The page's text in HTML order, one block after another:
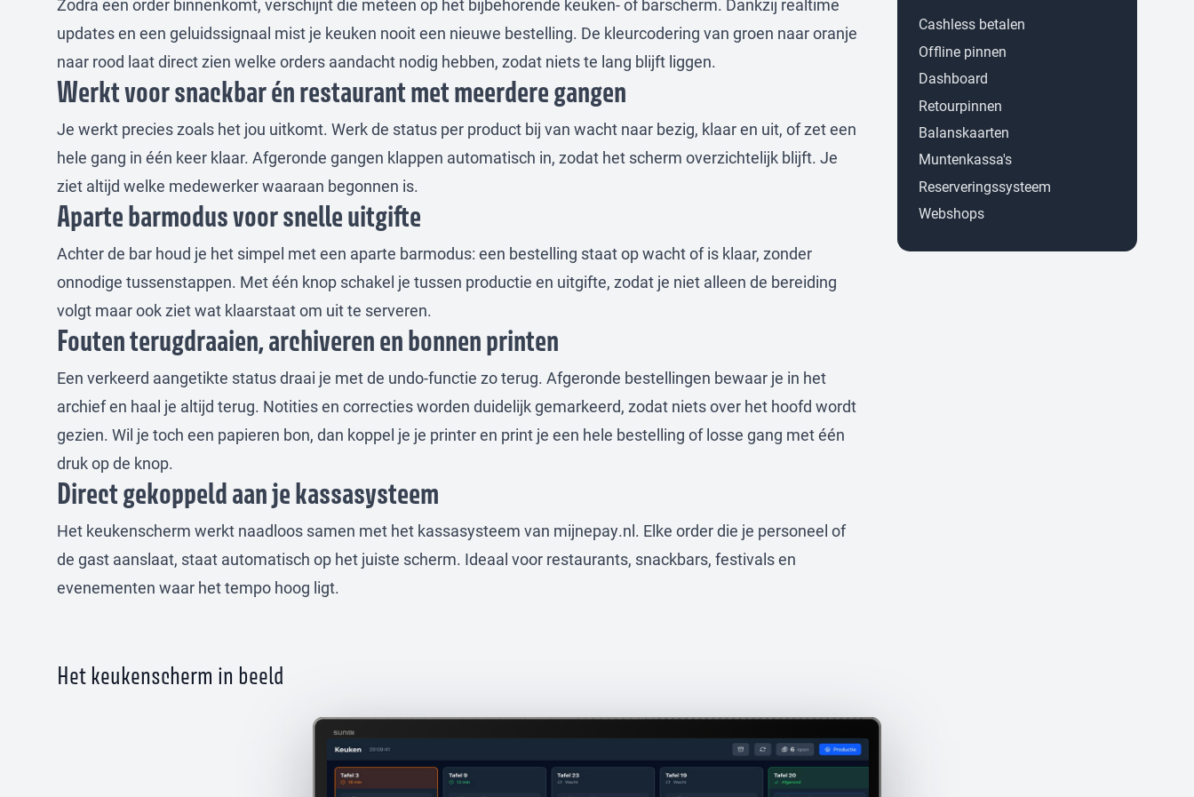
Zodra een order binnenkomt, verschijnt die meteen op het bijbehorende keuken- of barscherm. Dankzij realtime
updates en een geluidssignaal mist je keuken nooit een nieuwe bestelling. De kleurcodering van groen naar oranje
naar rood laat direct zien welke orders aandacht nodig hebben, zodat niets te lang blijft liggen.
Werkt voor snackbar én restaurant met meerdere gangen
Je werkt precies zoals het jou uitkomt. Werk de status per product bij van wacht naar bezig, klaar en uit, of zet een
hele gang in één keer klaar. Afgeronde gangen klappen automatisch in, zodat het scherm overzichtelijk blijft. Je
ziet altijd welke medewerker waaraan begonnen is.
Aparte barmodus voor snelle uitgifte
Achter de bar houd je het simpel met een aparte barmodus: een bestelling staat op wacht of is klaar, zonder
onnodige tussenstappen. Met één knop schakel je tussen productie en uitgifte, zodat je niet alleen de bereiding
volgt maar ook ziet wat klaarstaat om uit te serveren.
Fouten terugdraaien, archiveren en bonnen printen
Een verkeerd aangetikte status draai je met de undo-functie zo terug. Afgeronde bestellingen bewaar je in het
archief en haal je altijd terug. Notities en correcties worden duidelijk gemarkeerd, zodat niets over het hoofd wordt
gezien. Wil je toch een papieren bon, dan koppel je je printer en print je een hele bestelling of losse gang met één
druk op de knop.
Direct gekoppeld aan je kassasysteem
Het keukenscherm werkt naadloos samen met het kassasysteem van mijnepay.nl. Elke order die je personeel of
de gast aanslaat, staat automatisch op het juiste scherm. Ideaal voor restaurants, snackbars, festivals en
evenementen waar het tempo hoog ligt.
Cashless betalen
Offline pinnen
Dashboard
Retourpinnen
Balanskaarten
Muntenkassa's
Reserveringssysteem
Webshops
Het keukenscherm in beeld